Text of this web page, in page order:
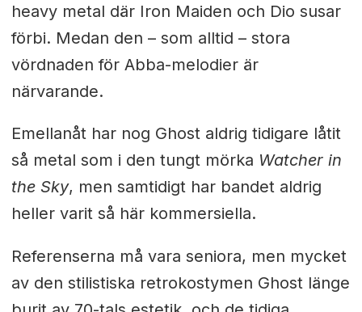
heavy metal där Iron Maiden och Dio susar
förbi. Medan den – som alltid – stora
vördnaden för Abba-melodier är
närvarande.
Emellanåt har nog Ghost aldrig tidigare låtit
så metal som i den tungt mörka Watcher in
the Sky, men samtidigt har bandet aldrig
heller varit så här kommersiella.
Referenserna må vara seniora, men mycket
av den stilistiska retrokostymen Ghost länge